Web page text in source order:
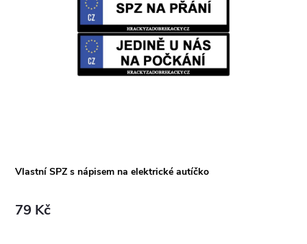
Vlastní SPZ s nápisem na elektrické autíčko
79 Kč